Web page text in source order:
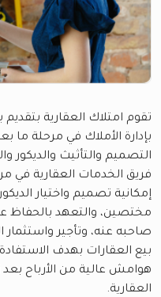
تقوم امتلاك العقارية
بإدارة الأملاك في مرحلة ما
التصميم والتأثيث والديكور
فريق الخدمات العقارية في
إمكانية تصميم واختيار
مختصين، والتعهد بالحفاظ
صاحبه عنه، وتأجير واستثمار
بيع العقارات بهدف
هوامش عالية من الأرباح
العقارية.